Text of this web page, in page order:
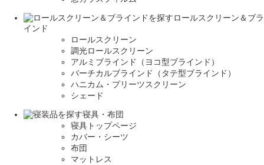
ロールスクリーン＆ブラ
インド
ロールスクリーン
調光ロールスクリーン
アルミブラインド（ヨコ型ブラインド）
バーチカルブラインド（タテ型ブラインド）
ハニカム・プリーツスクリーン
シェード
寝具・布団
寝具トップページ
カバー・シーツ
布団
マットレス